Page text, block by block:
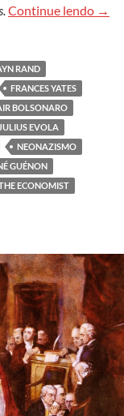
Continue lendo O
→
RAND
FRANCES YATES
BOLSONARO
JULIUS EVOLA
NEONAZISMO
GUÉNON
ECONOMIST